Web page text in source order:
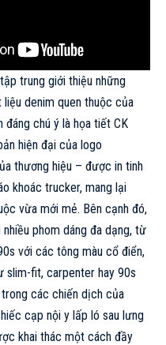
tập trung giới thiệu những
denim quen thuộc của
đáng chú ý là họa tiết CK
hiện đại của logo
thương hiệu – được in tinh
khoác trucker, mang lại
vừa mới mẻ. Bên cạnh đó,
phom dáng đa dạng, từ
với các tông màu cổ điển,
slim-fit, carpenter hay 90s
các chiến dịch của
cạp nội y lấp ló sau lưng
khai thác một cách đầy